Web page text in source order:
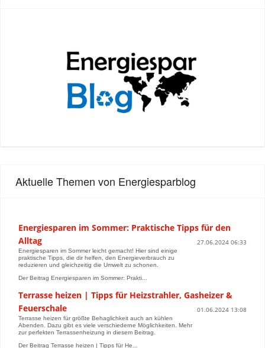
Aktuelle Themen von Energiesparblog
Energiesparen im Sommer: Praktische Tipps für den
Alltag
27.06.2024 06:33
Energiesparen im Sommer leicht gemacht! Hier sind einige
praktische Tipps, die dir helfen, den Energieverbrauch zu
reduzieren und gleichzeitig die Umwelt zu schonen.
Der Beitrag Energiesparen im Sommer: Prakti...
Terrasse heizen | Tipps für Heizstrahler, Gasheizer &
Feuerschale
01.06.2024 13:08
Terrasse heizen für größte Behaglichkeit auch an kühlen
Abenden. Dazu gibt es viele verschiederne Möglichkeiten. Mehr
zur perfekten Terrassenheizung in diesem Beitrag.
Der Beitrag Terrasse heizen | Tipps für He...